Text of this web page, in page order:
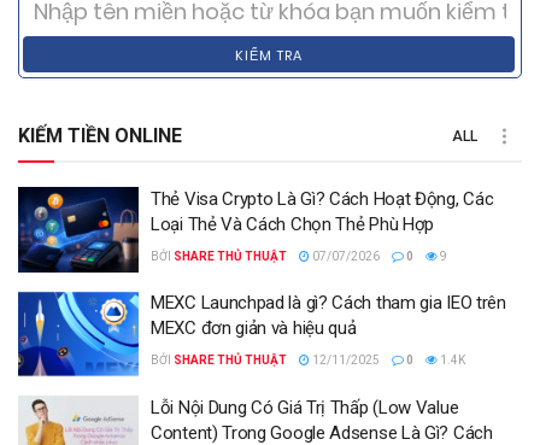
KIỂM TRA
KIẾM TIỀN ONLINE ALL
Thẻ Visa Crypto Là Gì? Cách Hoạt Động, Các
Loại Thẻ Và Cách Chọn Thẻ Phù Hợp
BỞI SHARE THỦ THUẬT 07/07/2026 0 9
MEXC Launchpad là gì? Cách tham gia IEO trên
MEXC đơn giản và hiệu quả
BỞI SHARE THỦ THUẬT 12/11/2025 0 1.4K
Lỗi Nội Dung Có Giá Trị Thấp (Low Value
Content) Trong Google Adsense Là Gì? Cách